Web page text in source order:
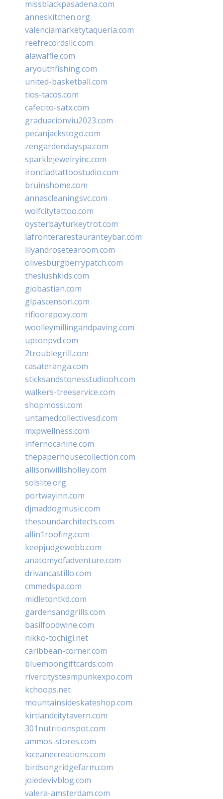
missblackpasadena.com
anneskitchen.org
valenciamarketytaqueria.com
reefrecordsllc.com
alawaffle.com
aryouthfishing.com
united-basketball.com
tios-tacos.com
cafecito-satx.com
graduacionviu2023.com
pecanjackstogo.com
zengardendayspa.com
sparklejewelryinc.com
ironcladtattoostudio.com
bruinshome.com
annascleaningsvc.com
wolfcitytattoo.com
oysterbayturkeytrot.com
lafronterarestauranteybar.com
lilyandrosetearoom.com
olivesburgberrypatch.com
theslushkids.com
giobastian.com
glpascensori.com
rifloorepoxy.com
woolleymillingandpaving.com
uptonpvd.com
2troublegrill.com
casateranga.com
sticksandstonesstudiooh.com
walkers-treeservice.com
shopmossi.com
untamedcollectivesd.com
mxpwellness.com
infernocanine.com
thepaperhousecollection.com
allisonwillisholley.com
solslite.org
portwayinn.com
djmaddogmusic.com
thesoundarchitects.com
allin1roofing.com
keepjudgewebb.com
anatomyofadventure.com
drivancastillo.com
cmmedspa.com
midletontkd.com
gardensandgrills.com
basilfoodwine.com
nikko-tochigi.net
caribbean-corner.com
bluemoongiftcards.com
rivercitysteampunkexpo.com
kchoops.net
mountainsideskateshop.com
kirtlandcitytavern.com
301nutritionspot.com
ammos-stores.com
loceanecreations.com
birdsongridgefarm.com
joiedevivblog.com
valera-amsterdam.com